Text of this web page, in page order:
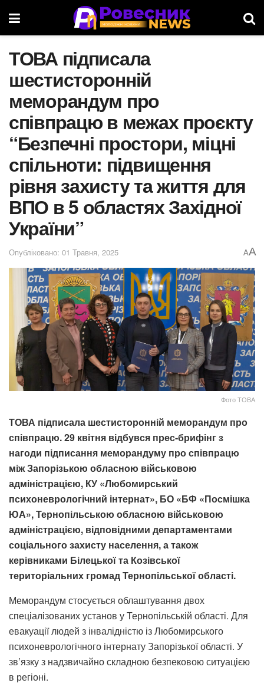
ТОВА підписала
шестисторонній
меморандум про
співпрацю в межах проєкту
“Безпечні простори, міцні
спільноти: підвищення
рівня захисту та життя для
ВПО в 5 областях Західної
України”
Опубліковано: 01 Травня, 2025 AA
Фото ТОВА
ТОВА підписала шестисторонній меморандум про
співпрацю. 29 квітня відбувся прес-брифінг з
нагоди підписання меморандуму про співпрацю
між Запорізькою обласною військовою
адміністрацією, КУ «Любомирський
психоневрологічний інтернат», БО «БФ «Посмішка
ЮА», Тернопільською обласною військовою
адміністрацією, відповідними департаментами
соціального захисту населення, а також
керівниками Білецької та Козівської
територіальних громад Тернопільської області.
Меморандум стосується облаштування двох
спеціалізованих установ у Тернопільській області. Для
евакуації людей з інвалідністю із Любомирського
психоневрологічного інтернату Запорізької області. У
зв’язку з надзвичайно складною безпековою ситуацією
в регіоні.